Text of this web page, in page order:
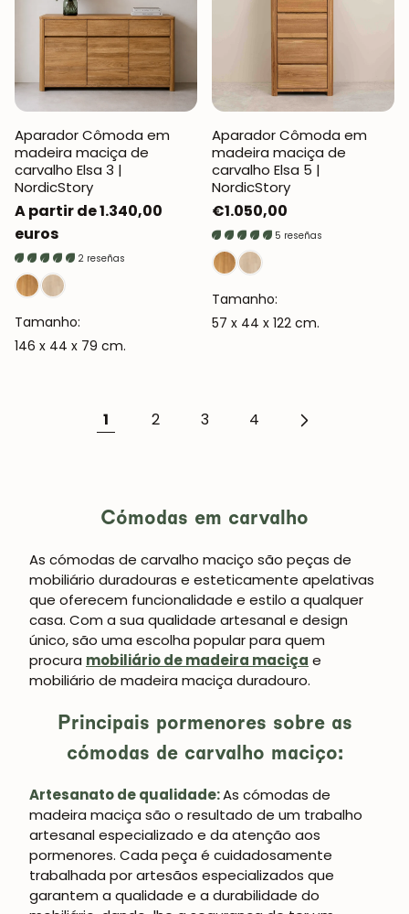
Aparador Cômoda em
madeira maciça de
carvalho Elsa 3 |
NordicStory
Preço
normal
A partir de 1.340,00
euros
2 reseñas
Tamanho:
146 x 44 x 79 cm.
Aparador Cômoda em
madeira maciça de
carvalho Elsa 5 |
NordicStory
Preço
normal
€1.050,00
5 reseñas
Tamanho:
57 x 44 x 122 cm.
1 2 3 4
Cómodas em carvalho
As cómodas de carvalho maciço são peças de
mobiliário duradouras e esteticamente apelativas
que oferecem funcionalidade e estilo a qualquer
casa. Com a sua qualidade artesanal e design
único, são uma escolha popular para quem
procura mobiliário de madeira maciça e
mobiliário de madeira maciça duradouro.
Principais pormenores sobre as
cómodas de carvalho maciço:
Artesanato de qualidade:As cómodas de
madeira maciça são o resultado de um trabalho
artesanal especializado e da atenção aos
pormenores. Cada peça é cuidadosamente
trabalhada por artesãos especializados que
garantem a qualidade e a durabilidade do